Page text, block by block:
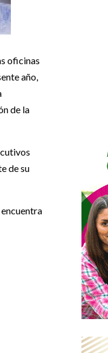
oficinas
año,
de la
de su